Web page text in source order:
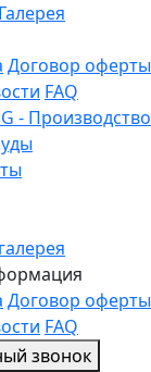
Галерея
Договор оферты
FAQ
галерея
Договор оферты
FAQ
звонок